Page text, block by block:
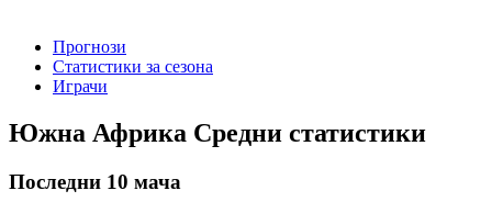
Прогнози
Статистики за сезона
Играчи
Южна Африка Средни статистики
Последни 10 мача